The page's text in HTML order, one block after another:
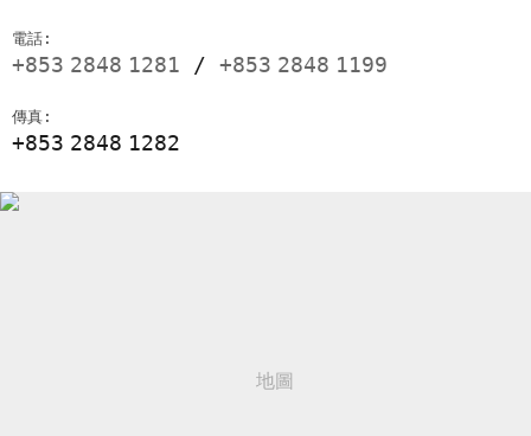
電話:
+853 2848 1281 / +853 2848 1199
傳真:
+853 2848 1282